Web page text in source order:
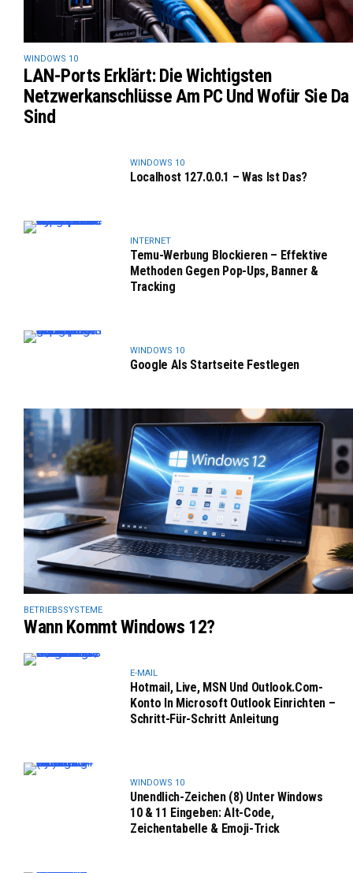
WINDOWS 10
LAN-Ports Erklärt: Die Wichtigsten
Netzwerkanschlüsse Am PC Und Wofür Sie Da
Sind
WINDOWS 10
Localhost 127.0.0.1 – Was Ist Das?
INTERNET
Temu-Werbung Blockieren – Effektive
Methoden Gegen Pop-Ups, Banner &
Tracking
WINDOWS 10
Google Als Startseite Festlegen
BETRIEBSSYSTEME
Wann Kommt Windows 12?
E-MAIL
Hotmail, Live, MSN Und Outlook.com-
Konto In Microsoft Outlook Einrichten –
Schritt-Für-Schritt Anleitung
WINDOWS 10
Unendlich-Zeichen (8) Unter Windows
10 & 11 Eingeben: Alt-Code,
Zeichentabelle & Emoji-Trick